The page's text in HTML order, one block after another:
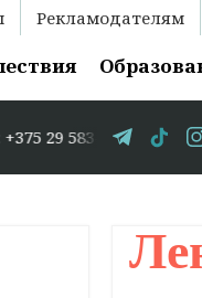
Рекламодателям
В Гродно